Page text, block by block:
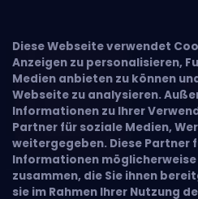
Diese Webseite verwendet
Anzeigen zu personalisieren,
Medien anbieten zu können
Webseite zu analysieren.
Informationen zu Ihrer
Partner für soziale Medien,
weitergegeben. Diese Partner
Informationen
zusammen, die Sie ihnen
sie im Rahmen Ihrer Nutzung